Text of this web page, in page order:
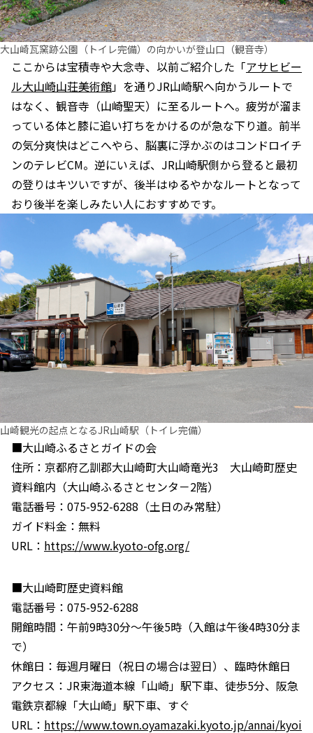
大山崎瓦窯跡公園（トイレ完備）の向かいが登山口（観音寺）
ここからは宝積寺や大念寺、以前ご紹介した「アサヒビー
ル大山崎山荘美術館」を通りJR山崎駅へ向かうルートで
はなく、観音寺（山崎聖天）に至るルートへ。疲労が溜ま
っている体と膝に追い打ちをかけるのが急な下り道。前半
の気分爽快はどこへやら、脳裏に浮かぶのはコンドロイチ
ンのテレビCM。逆にいえば、JR山崎駅側から登ると最初
の登りはキツいですが、後半はゆるやかなルートとなって
おり後半を楽しみたい人におすすめです。
山崎観光の起点となるJR山崎駅（トイレ完備）
■大山崎ふるさとガイドの会
住所：京都府乙訓郡大山崎町大山崎竜光3 大山崎町歴史
資料館内（大山崎ふるさとセンタ－2階）
電話番号：075-952-6288（土日のみ常駐）
ガイド料金：無料
URL： https://www.kyoto-ofg.org/
■大山崎町歴史資料館
電話番号：075-952-6288
開館時間：午前9時30分～午後5時（入館は午後4時30分ま
で）
休館日：毎週月曜日（祝日の場合は翌日）、臨時休館日
アクセス：JR東海道本線「山崎」駅下車、徒歩5分、阪急
電鉄京都線「大山崎」駅下車、すぐ
URL： https://www.town.oyamazaki.kyoto.jp/annai/kyoi